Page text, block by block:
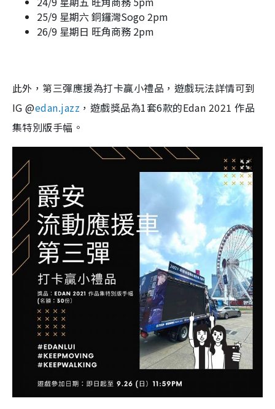
25/9 星期六 銅鑼灣Sogo 2pm
26/9 星期日 旺角商務 2pm
此外，第三彈應援為打卡贏小禮品，遊戲玩法詳情可到
IG @edan.jazz ，遊戲獎品為1套6款的Edan 2021 作品
集特別版手幅。